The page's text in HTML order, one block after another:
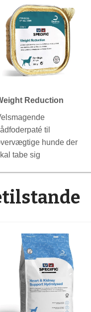
Reduction
til
hunde der
tabe sig